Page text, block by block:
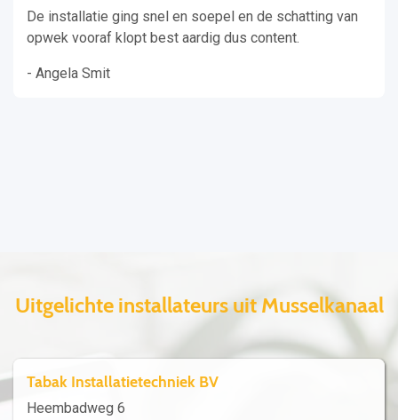
De installatie ging snel en soepel en de schatting van
opwek vooraf klopt best aardig dus content.
- Angela Smit
Uitgelichte installateurs uit Musselkanaal
Tabak Installatietechniek BV
Heembadweg 6